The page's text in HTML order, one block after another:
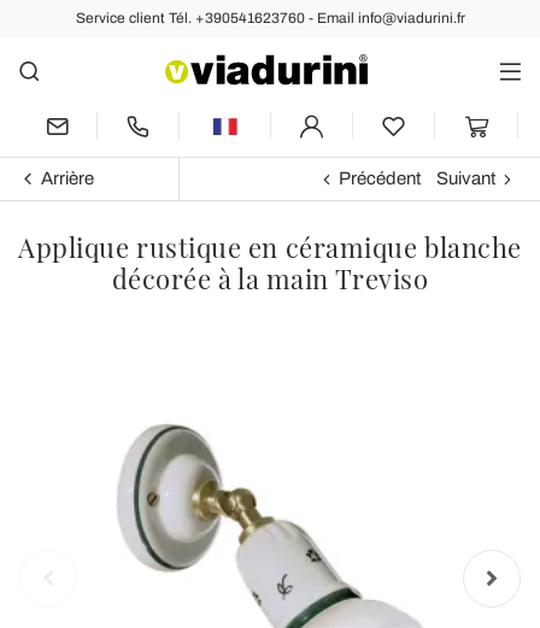
Service client Tél. +390541623760 - Email info@viadurini.fr
Arrière Précédent Suivant
Applique rustique en céramique blanche
décorée à la main Treviso